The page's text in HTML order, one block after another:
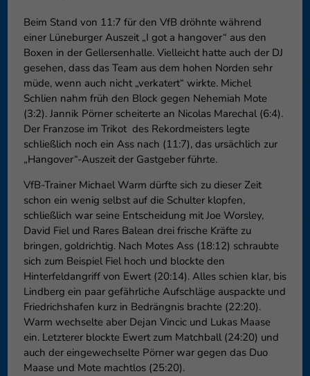
Beim Stand von 11:7 für den VfB dröhnte während
einer Lüneburger Auszeit „I got a hangover“ aus den
Boxen in der Gellersenhalle. Vielleicht hatte auch der DJ
gesehen, dass das Team aus dem hohen Norden sehr
müde, wenn auch nicht „verkatert“ wirkte. Michel
Schlien nahm früh den Block gegen Nehemiah Mote
(3:2). Jannik Pörner scheiterte an Nicolas Marechal (6:4).
Der Franzose im Trikot des Rekordmeisters legte
schließlich noch ein Ass nach (11:7), das ursächlich zur
„Hangover“-Auszeit der Gastgeber führte.
VfB-Trainer Michael Warm dürfte sich zu dieser Zeit
schon ein wenig selbst auf die Schulter klopfen,
schließlich war seine Entscheidung mit Joe Worsley,
David Fiel und Rares Balean drei frische Kräfte zu
bringen, goldrichtig. Nach Motes Ass (18:12) schraubte
sich zum Beispiel Fiel hoch und blockte den
Hinterfeldangriff von Ewert (20:14). Alles schien klar, bis
Lindberg ein paar gefährliche Aufschläge auspackte und
Friedrichshafen kurz in Bedrängnis brachte (22:20).
Warm wechselte aber Dejan Vincic und Lukas Maase
ein. Letzterer blockte Ewert zum Matchball (24:20) und
auch der eingewechselte Pörner war gegen das Duo
Maase und Mote machtlos (25:20).
Essenziell (1)
Essenzielle Cookies ermöglichen grundlegende Funktionen und sind für
die einwandfreie Funktion der Website erforderlich.
Cookie-Informationen anzeigen
Externe Medien (6)
Inhalte von Videoplattformen und Social-Media-Plattformen werden
standardmäßig blockiert. Wenn Cookies von externen Medien akzeptiert
werden, bedarf der Zugriff auf diese Inhalte keiner manuellen
Einwilligung mehr.
Cookie-Informationen anzeigen
Datenschutzerklärung